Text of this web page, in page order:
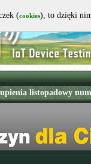
(cookies), to dzięki